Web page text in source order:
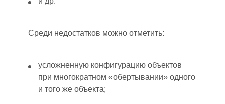
Среди недостатков можно отметить:
усложненную конфигурацию объектов
при многократном «обертывании» одного
и того же объекта;